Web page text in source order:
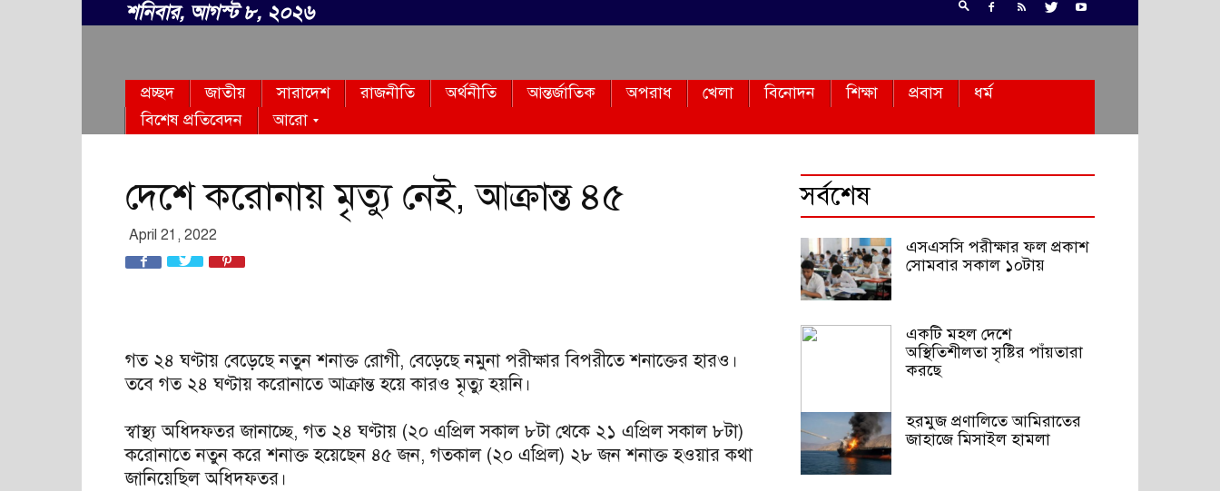
শনিবার, আগস্ট ৮, ২০২৬
বাংলা
প্রচ্ছদ জাতীয় সারাদেশ রাজনীতি অর্থনীতি আন্তর্জাতিক অপরাধ খেলা বিনোদন শিক্ষা প্রবাস
ধর্ম
বিশেষ প্রতিবেদন
আরো
দেশে করোনায় মৃত্যু নেই, আক্রান্ত ৪৫
April 21, 2022
গত ২৪ ঘণ্টায় বেড়েছে নতুন শনাক্ত রোগী, বেড়েছে নমুনা পরীক্ষার বিপরীতে শনাক্তের হারও।
তবে গত ২৪ ঘণ্টায় করোনাতে আক্রান্ত হয়ে কারও মৃত্যু হয়নি।
স্বাস্থ্য অধিদফতর জানাচ্ছে, গত ২৪ ঘণ্টায় (২০ এপ্রিল সকাল ৮টা থেকে ২১ এপ্রিল সকাল ৮টা)
করোনাতে নতুন করে শনাক্ত হয়েছেন ৪৫ জন, গতকাল (২০ এপ্রিল) ২৮ জন শনাক্ত হওয়ার কথা
জানিয়েছিল অধিদফতর।
সর্বশেষ
এসএসসি পরীক্ষার ফল প্রকাশ
সোমবার সকাল ১০টায়
একটি মহল দেশে
অস্থিতিশীলতা সৃষ্টির পাঁয়তারা
করছে
হরমুজ প্রণালিতে আমিরাতের
জাহাজে মিসাইল হামলা